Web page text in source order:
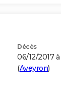
Décès
06/12/2017 à
(Aveyron)